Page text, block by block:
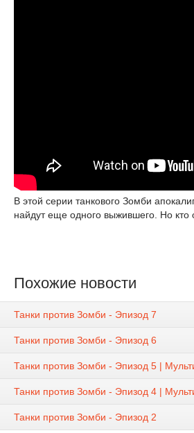
В этой серии танкового Зомби
найдут еще одного выжившего. Но кто
Похожие новости
Танки против Зомби - Эпизод 7
Танки против Зомби - Эпизод 6
Танки против Зомби - Эпизод 5 |
Танки против Зомби - Эпизод 4 |
Танки против Зомби - Эпизод 2